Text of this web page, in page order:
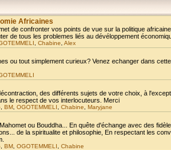
Africaines
de confronter vos points de vue sur la politique
de tous les problemes liés au dévéloppement
Chabine Alex
ou tout simplement curieux? Venez echanger dans
des différents sujets de votre choix, à
le respect de vos interlocuteurs. Merci
BM OGOTEMMELI Chabine Maryjane
ou Bouddha... En quête d'échange avec des
de la spiritualite et philosophie, En respectant les
BM OGOTEMMELI Chabine